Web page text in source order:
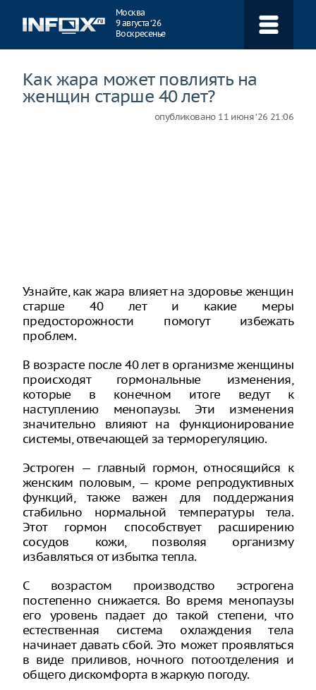
Москва
9 августа ‘26
Воскресенье
Как жара может повлиять на
женщин старше 40 лет?
опубликовано 11 июня ‘26 21:06
Узнайте, как жара влияет на здоровье женщин
старше 40 лет и какие меры
предосторожности помогут избежать
проблем.
В возрасте после 40 лет в организме женщины
происходят гормональные изменения,
которые в конечном итоге ведут к
наступлению менопаузы. Эти изменения
значительно влияют на функционирование
системы, отвечающей за терморегуляцию.
Эстроген — главный гормон, относящийся к
женским половым, — кроме репродуктивных
функций, также важен для поддержания
стабильно нормальной температуры тела.
Этот гормон способствует расширению
сосудов кожи, позволяя организму
избавляться от избытка тепла.
С возрастом производство эстрогена
постепенно снижается. Во время менопаузы
его уровень падает до такой степени, что
естественная система охлаждения тела
начинает давать сбой. Это может проявляться
в виде приливов, ночного потоотделения и
общего дискомфорта в жаркую погоду.